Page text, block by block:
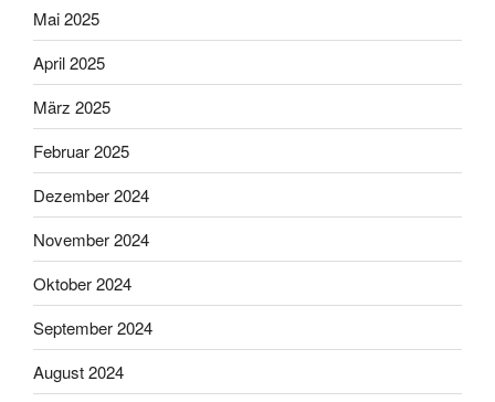
Mai 2025
April 2025
März 2025
Februar 2025
Dezember 2024
November 2024
Oktober 2024
September 2024
August 2024